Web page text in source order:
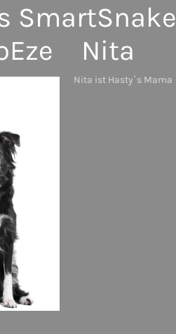
SmartSnake
Nita
Nita ist Hasty`s Mama